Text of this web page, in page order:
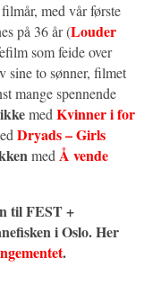
med vår første
på 36 år (Louder
som feide over
sine to sønner, filmet
mange spennende
medKvinner i for
Dryads – Girls
medÅ vende
til FEST +
i Oslo. Her
.